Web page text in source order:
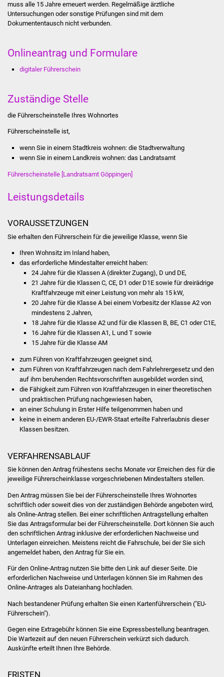
Stadtinfo
Sanierung Bizethalle
Ortsentwicklung
Dienstleistungen
Lebenslagen
Bildung
Schulen
Kindergärten
Soziale Einrichtungen
Kirchen
Lokale Agenda
Jugendhaus
Fachteam Jugend
Stadtwerke
muss alle 15 Jahre erneuert werden. Regelmäßige ärztliche
Untersuchungen oder sonstige Prüfungen sind mit dem
Dokumententausch nicht verbunden.
Onlineantrag und Formulare
digitaler Führerschein
Zuständige Stelle
die Führerscheinstelle Ihres Wohnortes
Führerscheinstelle ist,
wenn Sie in einem Stadtkreis wohnen: die Stadtverwaltung
wenn Sie in einem Landkreis wohnen: das Landratsamt
Führerscheinstelle [Landratsamt Göppingen]
Leistungsdetails
VORAUSSETZUNGEN
Sie erhalten den Führerschein für die jeweilige Klasse, wenn Sie
Ihren Wohnsitz im Inland haben,
das erforderliche Mindestalter erreicht haben:
24 Jahre für die Klassen A (direkter Zugang), D und DE,
21 Jahre für die Klassen C, CE, D1 oder D1E sowie für dreirädrige
Kraftfahrzeuge mit einer Leistung von mehr als 15 kW,
20 Jahre für die Klasse A bei einem Vorbesitz der Klasse A2 von
mindestens 2 Jahren,
18 Jahre für die Klasse A2 und für die Klassen B, BE, C1 oder C1E,
16 Jahre für die Klassen A1, L und T sowie
15 Jahre für die Klasse AM
zum Führen von Kraftfahrzeugen geeignet sind,
zum Führen von Kraftfahrzeugen nach dem Fahrlehrergesetz und den
auf ihm beruhenden Rechtsvorschriften ausgebildet worden sind,
die Fähigkeit zum Führen von Kraftfahrzeugen in einer theoretischen
und praktischen Prüfung nachgewiesen haben,
an einer Schulung in Erster Hilfe teilgenommen haben und
keine in einem anderen EU-/EWR-Staat erteilte Fahrerlaubnis dieser
Klassen besitzen.
VERFAHRENSABLAUF
Sie können den Antrag frühestens sechs Monate vor Erreichen des für die
jeweilige Führerscheinklasse vorgeschriebenen Mindestalters stellen.
Den Antrag müssen Sie bei der Führerscheinstelle Ihres Wohnortes
schriftlich oder soweit dies von der zuständigen Behörde angeboten wird,
als Online-Antrag stellen. Bei einer schriftlichen Antragstellung erhalten
Sie das Antragsformular bei der Führerscheinstelle. Dort können Sie auch
den schriftlichen Antrag inklusive der erforderlichen Nachweise und
Unterlagen einreichen. Meistens reicht die Fahrschule, bei der Sie sich
angemeldet haben, den Antrag für Sie ein.
Für den Online-Antrag nutzen Sie bitte den Link auf dieser Seite. Die
erforderlichen Nachweise und Unterlagen können Sie im Rahmen des
Online-Antrages als Dateianhang hochladen.
Nach bestandener Prüfung erhalten Sie einen Kartenführerschein ("EU-
Führerschein").
Gegen eine Extragebühr können Sie eine Expressbestellung beantragen.
Die Wartezeit auf den neuen Führerschein verkürzt sich dadurch.
Auskünfte erteilt Ihnen Ihre Behörde.
FRISTEN